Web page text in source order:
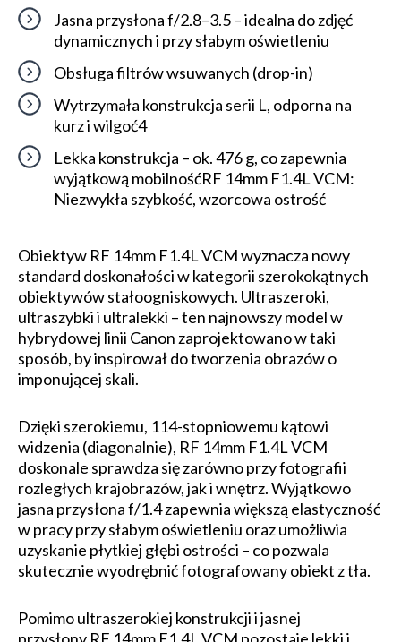
Jasna przysłona f/2.8–3.5 – idealna do zdjęć
dynamicznych i przy słabym oświetleniu
Obsługa filtrów wsuwanych (drop-in)
Wytrzymała konstrukcja serii L, odporna na
kurz i wilgoć4
Lekka konstrukcja – ok. 476 g, co zapewnia
wyjątkową mobilnośćRF 14mm F1.4L VCM:
Niezwykła szybkość, wzorcowa ostrość
Obiektyw RF 14mm F1.4L VCM wyznacza nowy
standard doskonałości w kategorii szerokokątnych
obiektywów stałoogniskowych. Ultraszeroki,
ultraszybki i ultralekki – ten najnowszy model w
hybrydowej linii Canon zaprojektowano w taki
sposób, by inspirował do tworzenia obrazów o
imponującej skali.
Dzięki szerokiemu, 114-stopniowemu kątowi
widzenia (diagonalnie), RF 14mm F1.4L VCM
doskonale sprawdza się zarówno przy fotografii
rozległych krajobrazów, jak i wnętrz. Wyjątkowo
jasna przysłona f/1.4 zapewnia większą elastyczność
w pracy przy słabym oświetleniu oraz umożliwia
uzyskanie płytkiej głębi ostrości – co pozwala
skutecznie wyodrębnić fotografowany obiekt z tła.
Pomimo ultraszerokiej konstrukcji i jasnej